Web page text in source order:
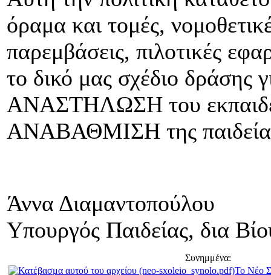
όραμα και τομές,
παρεμβάσεις, πιλοτικές
το δικό μας σχέδιο δράσης
ΑΝΑΣΤΗΛΩΣΗ του
ΑΝΑΒΑΘΜΙΣΗ της
Άννα Διαμαντοπούλου
Υπουργός Παιδείας, δια
Συνημμένα:
Το Νέο